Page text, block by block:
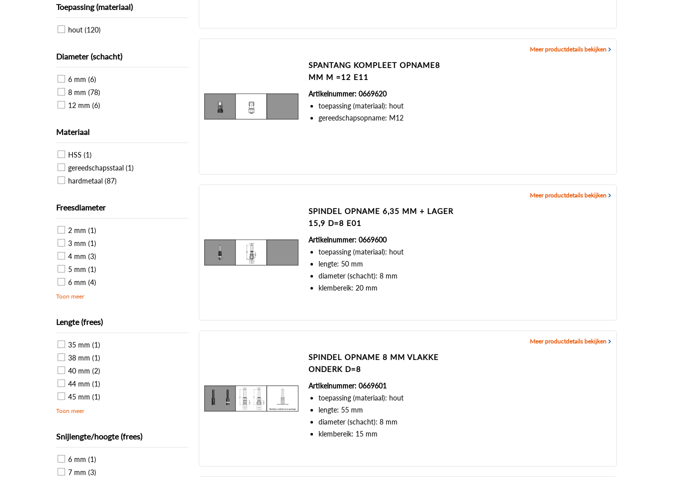
Toepassing (materiaal)
hout (120)
Diameter (schacht)
6 mm (6)
8 mm (78)
12 mm (6)
Materiaal
HSS (1)
gereedschapsstaal (1)
hardmetaal (87)
Freesdiameter
2 mm (1)
3 mm (1)
4 mm (3)
5 mm (1)
6 mm (4)
Toon meer
Lengte (frees)
35 mm (1)
38 mm (1)
40 mm (2)
44 mm (1)
45 mm (1)
Toon meer
Snijlengte/hoogte (frees)
6 mm (1)
7 mm (3)
SPANTANG KOMPLEET OPNAME8
MM M =12 E11
Artikelnummer: 0669620
toepassing (materiaal): hout
gereedschapsopname: M12
Meer productdetails bekijken
SPINDEL OPNAME 6,35 MM + LAGER
15,9 D=8 E01
Artikelnummer: 0669600
toepassing (materiaal): hout
lengte: 50 mm
diameter (schacht): 8 mm
klembereik: 20 mm
Meer productdetails bekijken
SPINDEL OPNAME 8 MM VLAKKE
ONDERK D=8
Artikelnummer: 0669601
toepassing (materiaal): hout
lengte: 55 mm
diameter (schacht): 8 mm
klembereik: 15 mm
Meer productdetails bekijken